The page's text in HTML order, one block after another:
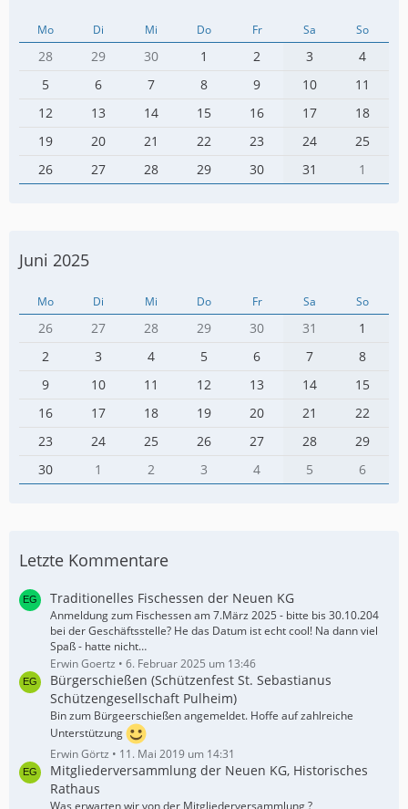
Mo Di Mi Do Fr Sa So
28 29 30 1 2 3
4
5
6 7 8 9 10
11
12
13 14 15 16 17
18
19
20 21 22 23 24
25
26
27 28 29 30 31 1
Juni 2025
Mo Di Mi Do Fr Sa So
26 27 28 29 30 31
1
2
3 4 5 6 7
8
9
10 11 12 13 14
15
16
17 18 19 20 21
22
23
24 25 26 27 28
29
30
1 2 3 4 5 6
Letzte Kommentare
Traditionelles Fischessen der Neuen KG
Anmeldung zum Fischessen am 7.März 2025 - bitte bis 30.10.204
bei der Geschäftsstelle? He das Datum ist echt cool! Na dann viel
Spaß - hatte nicht…
Erwin Goertz
6. Februar 2025 um 13:46
Bürgerschießen (Schützenfest St. Sebastianus
Schützengesellschaft Pulheim)
Bin zum Bürgeerschießen angemeldet. Hoffe auf zahlreiche
Unterstützung
Erwin Görtz
11. Mai 2019 um 14:31
Mitgliederversammlung der Neuen KG, Historisches
Rathaus
Was erwarten wir von der Mitgliederversammlung ?